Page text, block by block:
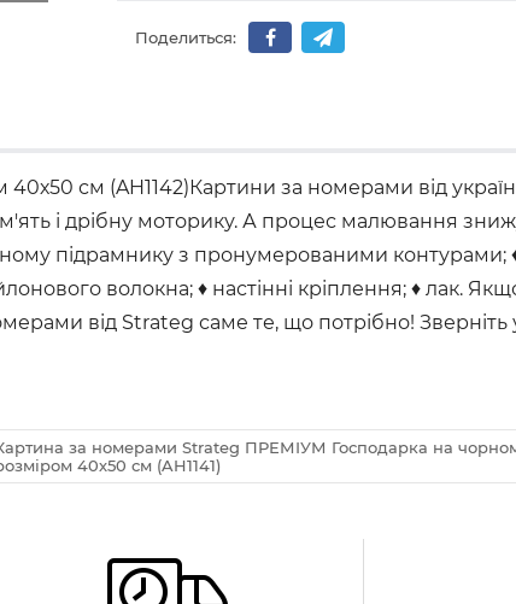
Поделиться:
см (AH1142)Картини за номерами від
і дрібну моторику. А процес малювання
підрамнику з пронумерованими контурами;
волокна; ♦ настінні кріплення; ♦ лак.
від Strateg саме те, що потрібно! Зверніть
за номерами Strateg ПРЕМІУМ Господарка на
40х50 см (AH1141)